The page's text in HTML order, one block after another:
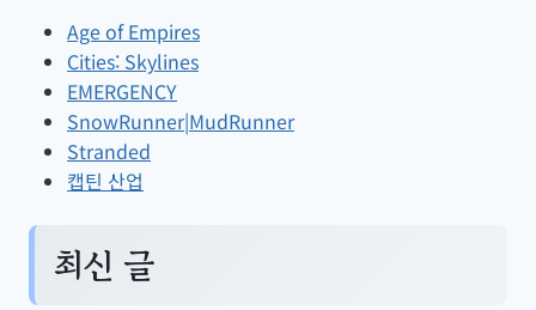
Age of Empires
Cities: Skylines
EMERGENCY
SnowRunner|MudRunner
Stranded
캡틴 산업
최신 글